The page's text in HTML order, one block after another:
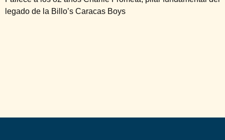
legado de la Billo’s Caracas Boys